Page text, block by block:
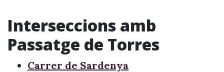
Interseccions amb
Passatge de Torres
Carrer de Sardenya